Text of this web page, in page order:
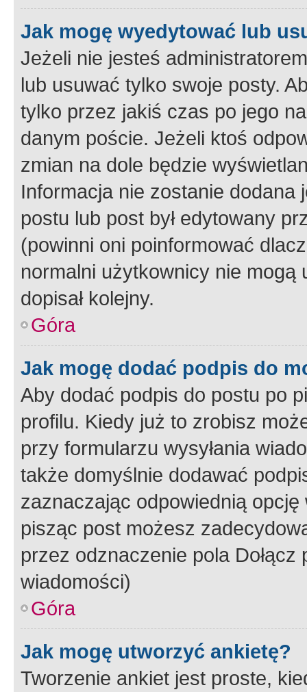
Jak mogę wyedytować lub
Jeżeli nie jesteś
lub usuwać tylko swoje posty.
tylko przez jakiś czas po jego
danym poście. Jeżeli ktoś
zmian na dole będzie
Informacja nie zostanie dodana
postu lub post był edytowany
(powinni oni poinformować
normalni użytkownicy nie
dopisał kolejny.
Góra
Jak mogę dodać podpis do
Aby dodać podpis do postu po
profilu. Kiedy już to zrobisz
przy formularzu wysyłania
także domyślnie dodawać
zaznaczając odpowiednią
pisząc post możesz
przez odznaczenie pola
wiadomości)
Góra
Jak mogę utworzyć ankietę?
Tworzenie ankiet jest proste,